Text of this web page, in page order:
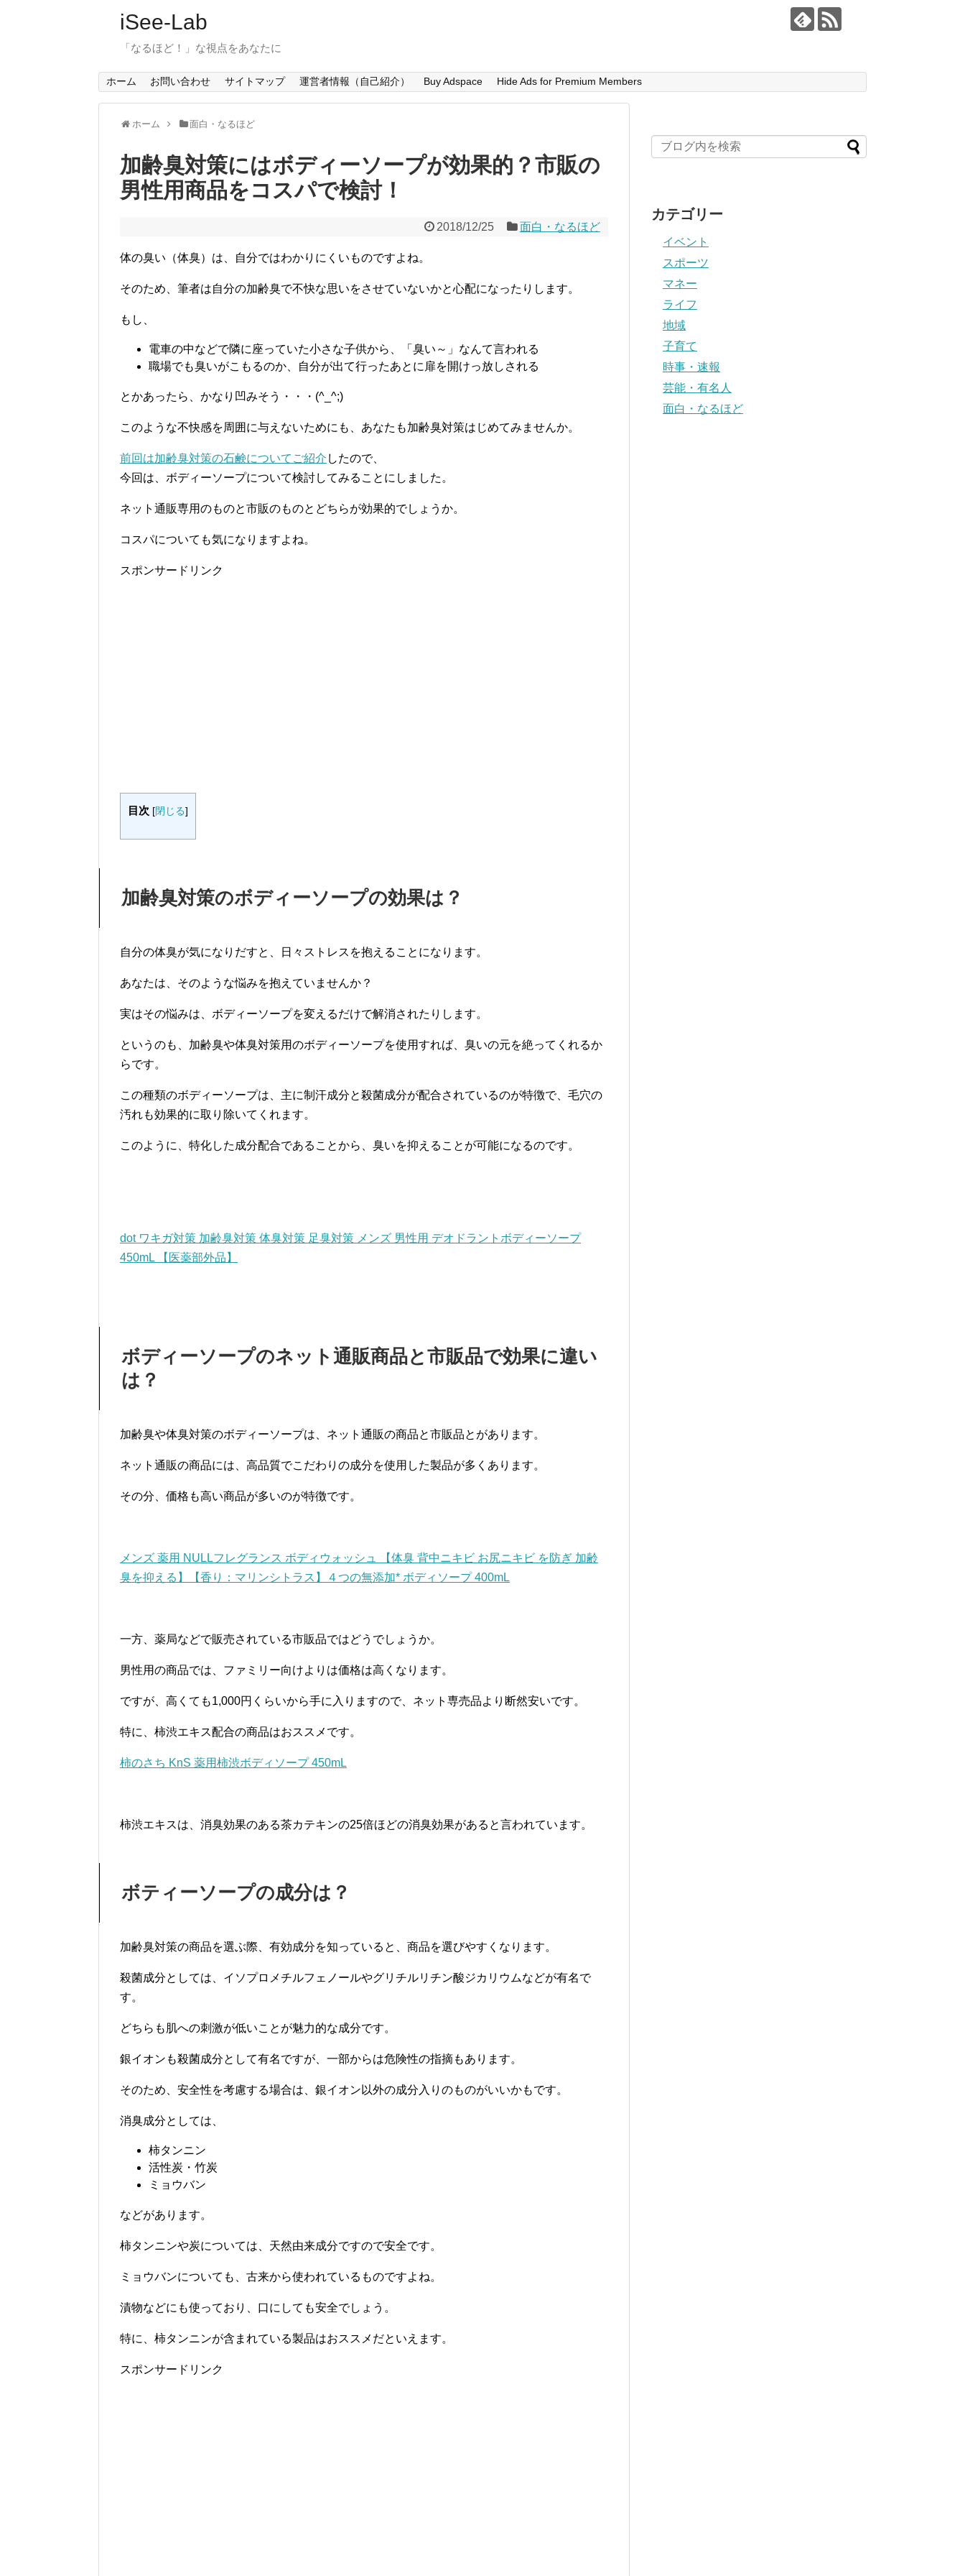
iSee-Lab
「なるほど！」な視点をあなたに
ホーム お問い合わせ サイトマップ 運営者情報（自己紹介） Buy Adspace Hide Ads for Premium Members
ホーム 面白・なるほど
加齢臭対策にはボディーソープが効果的？市販の
男性用商品をコスパで検討！
2018/12/25 面白・なるほど
体の臭い（体臭）は、自分ではわかりにくいものですよね。
そのため、筆者は自分の加齢臭で不快な思いをさせていないかと心配になったりします。
もし、
電車の中などで隣に座っていた小さな子供から、「臭い～」なんて言われる
職場でも臭いがこもるのか、自分が出て行ったあとに扉を開けっ放しされる
とかあったら、かなり凹みそう・・・(^_^;)
このような不快感を周囲に与えないためにも、あなたも加齢臭対策はじめてみませんか。
前回は加齢臭対策の石鹸についてご紹介 したので、
今回は、ボディーソープについて検討してみることにしました。
ネット通販専用のものと市販のものとどちらが効果的でしょうか。
コスパについても気になりますよね。
スポンサードリンク
目次 [閉じる]
加齢臭対策のボディーソープの効果は？
自分の体臭が気になりだすと、日々ストレスを抱えることになります。
あなたは、そのような悩みを抱えていませんか？
実はその悩みは、ボディーソープを変えるだけで解消されたりします。
というのも、加齢臭や体臭対策用のボディーソープを使用すれば、臭いの元を絶ってくれるか
らです。
この種類のボディーソープは、主に制汗成分と殺菌成分が配合されているのが特徴で、毛穴の
汚れも効果的に取り除いてくれます。
このように、特化した成分配合であることから、臭いを抑えることが可能になるのです。
dot ワキガ対策 加齢臭対策 体臭対策 足臭対策 メンズ 男性用 デオドラントボディーソープ
450mL 【医薬部外品】
ボディーソープのネット通販商品と市販品で効果に違い
は？
加齢臭や体臭対策のボディーソープは、ネット通販の商品と市販品とがあります。
ネット通販の商品には、高品質でこだわりの成分を使用した製品が多くあります。
その分、価格も高い商品が多いのが特徴です。
メンズ 薬用 NULLフレグランス ボディウォッシュ 【体臭 背中ニキビ お尻ニキビ を防ぎ 加齢
臭を抑える】【香り：マリンシトラス】４つの無添加* ボディソープ 400mL
一方、薬局などで販売されている市販品ではどうでしょうか。
男性用の商品では、ファミリー向けよりは価格は高くなります。
ですが、高くても1,000円くらいから手に入りますので、ネット専売品より断然安いです。
特に、柿渋エキス配合の商品はおススメです。
柿のさち KnS 薬用柿渋ボディソープ 450mL
柿渋エキスは、消臭効果のある茶カテキンの25倍ほどの消臭効果があると言われています。
ボティーソープの成分は？
加齢臭対策の商品を選ぶ際、有効成分を知っていると、商品を選びやすくなります。
殺菌成分としては、イソプロメチルフェノールやグリチルリチン酸ジカリウムなどが有名で
す。
どちらも肌への刺激が低いことが魅力的な成分です。
銀イオンも殺菌成分として有名ですが、一部からは危険性の指摘もあります。
そのため、安全性を考慮する場合は、銀イオン以外の成分入りのものがいいかもです。
消臭成分としては、
柿タンニン
活性炭・竹炭
ミョウバン
などがあります。
柿タンニンや炭については、天然由来成分ですので安全です。
ミョウバンについても、古来から使われているものですよね。
漬物などにも使っており、口にしても安全でしょう。
特に、柿タンニンが含まれている製品はおススメだといえます。
スポンサードリンク
カテゴリー
イベント
スポーツ
マネー
ライフ
地域
子育て
時事・速報
芸能・有名人
面白・なるほど